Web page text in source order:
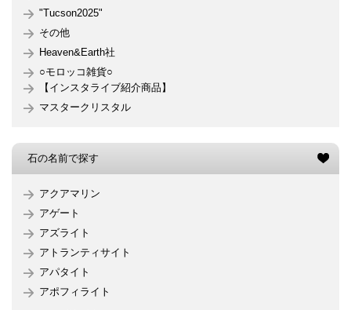
"Tucson2025"
その他
Heaven&Earth社
○モロッコ雑貨○
【インスタライブ紹介商品】
マスタークリスタル
石の名前で探す
アクアマリン
アゲート
アズライト
アトランティサイト
アパタイト
アポフィライト